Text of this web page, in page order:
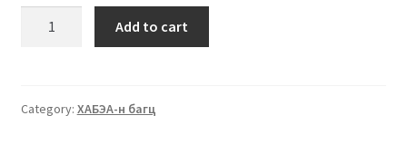
Add to cart
Category: ХАБЭА-н багц